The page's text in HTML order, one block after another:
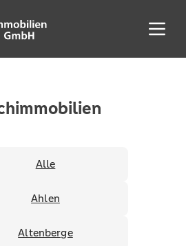
Menü
Alle
Ahlen
Altenberge